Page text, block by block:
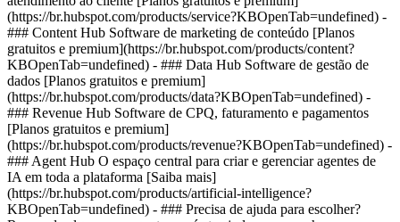
(https://br.hubspot.com/products/service?KBOpenTab=undefined) -
### Content Hub Software de marketing de conteúdo [Planos
gratuitos e premium](https://br.hubspot.com/products/content?
KBOpenTab=undefined) - ### Data Hub Software de gestão de
dados [Planos gratuitos e premium]
(https://br.hubspot.com/products/data?KBOpenTab=undefined) -
### Revenue Hub Software de CPQ, faturamento e pagamentos
[Planos gratuitos e premium]
(https://br.hubspot.com/products/revenue?KBOpenTab=undefined) -
### Agent Hub O espaço central para criar e gerenciar agentes de
IA em toda a plataforma [Saiba mais]
(https://br.hubspot.com/products/artificial-intelligence?
KBOpenTab=undefined) - ### Precisa de ajuda para escolher?